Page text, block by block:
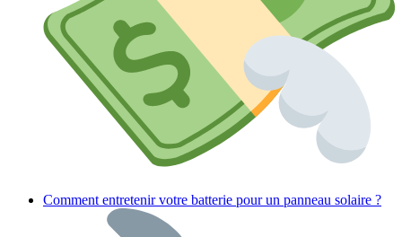
Comment entretenir votre batterie pour un panneau solaire ?